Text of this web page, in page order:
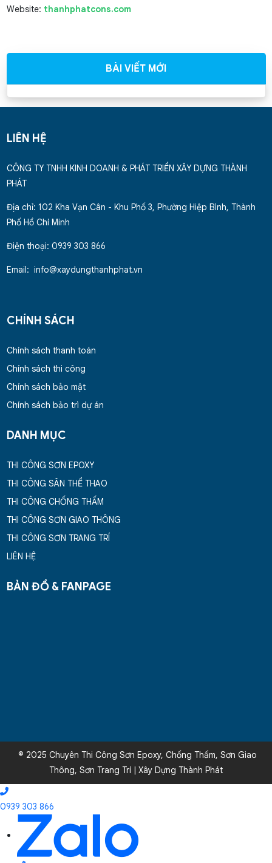
Website: thanhphatcons.com
BÀI VIẾT MỚI
LIÊN HỆ
CÔNG TY TNHH KINH DOANH & PHÁT TRIỂN XÂY DỰNG THÀNH
PHÁT
Địa chỉ: 102 Kha Vạn Cân - Khu Phố 3, Phường Hiệp Bình, Thành
Phố Hồ Chí Minh
Điện thoại: 0939 303 866
Email: info@xaydungthanhphat.vn
CHÍNH SÁCH
Chính sách thanh toán
Chính sách thi công
Chính sách bảo mật
Chính sách bảo trì dự án
DANH MỤC
THI CÔNG SƠN EPOXY
THI CÔNG SÂN THỂ THAO
THI CÔNG CHỐNG THẤM
THI CÔNG SƠN GIAO THÔNG
THI CÔNG SƠN TRANG TRÍ
LIÊN HỆ
BẢN ĐỒ & FANPAGE
© 2025 Chuyên Thi Công Sơn Epoxy, Chống Thấm, Sơn Giao
Thông, Sơn Trang Trí | Xây Dựng Thành Phát
0939 303 866